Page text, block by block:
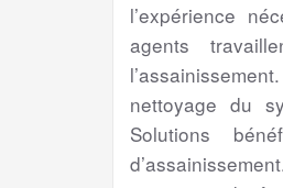
l’expérience
agents
nettoyage du
Solutions